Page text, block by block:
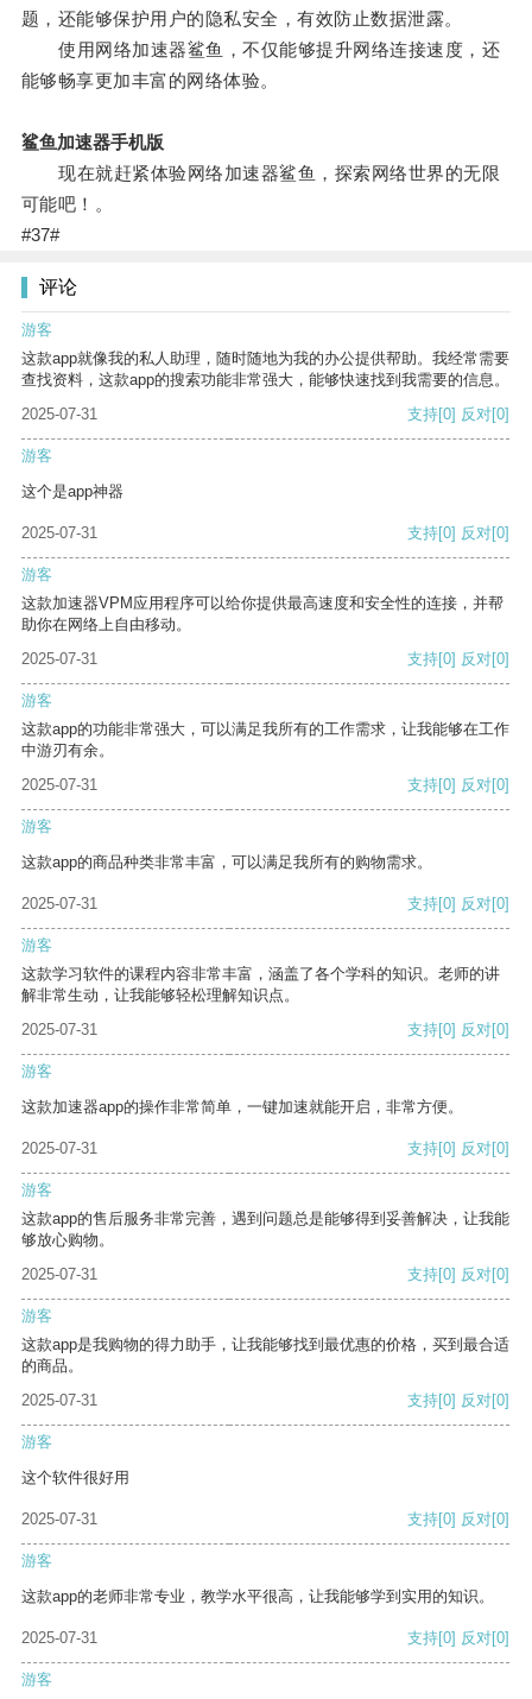
题，还能够保护用户的隐私安全，有效防止数据泄露。
使用网络加速器鲨鱼，不仅能够提升网络连接速度，还
能够畅享更加丰富的网络体验。
鲨鱼加速器手机版
现在就赶紧体验网络加速器鲨鱼，探索网络世界的无限
可能吧！。
#37#
评论
游客
这款app就像我的私人助理，随时随地为我的办公提供帮助。我经常需要
查找资料，这款app的搜索功能非常强大，能够快速找到我需要的信息。
2025-07-31
支持[0] 反对[0]
游客
这个是app神器
2025-07-31 支持[0] 反对[0]
游客
这款加速器VPM应用程序可以给你提供最高速度和安全性的连接，并帮
助你在网络上自由移动。
2025-07-31
支持[0] 反对[0]
游客
这款app的功能非常强大，可以满足我所有的工作需求，让我能够在工作
中游刃有余。
2025-07-31
支持[0] 反对[0]
游客
这款app的商品种类非常丰富，可以满足我所有的购物需求。
2025-07-31 支持[0] 反对[0]
游客
这款学习软件的课程内容非常丰富，涵盖了各个学科的知识。老师的讲
解非常生动，让我能够轻松理解知识点。
2025-07-31
支持[0] 反对[0]
游客
这款加速器app的操作非常简单，一键加速就能开启，非常方便。
2025-07-31 支持[0] 反对[0]
游客
这款app的售后服务非常完善，遇到问题总是能够得到妥善解决，让我能
够放心购物。
2025-07-31
支持[0] 反对[0]
游客
这款app是我购物的得力助手，让我能够找到最优惠的价格，买到最合适
的商品。
2025-07-31
支持[0] 反对[0]
游客
这个软件很好用
2025-07-31 支持[0] 反对[0]
游客
这款app的老师非常专业，教学水平很高，让我能够学到实用的知识。
2025-07-31 支持[0] 反对[0]
游客